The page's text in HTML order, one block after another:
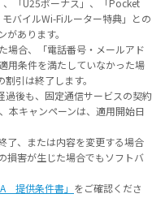
バイルWi-Fiルーター特典」との
あります。
場合、「電話番号・メールアド
用条件を満たしていなかった場
引は終了します。
過後も、固定通信サービスの契約
本キャンペーンは、適用開始日
了、または内容を変更する場合
損害が生じた場合でもソフトバ
提供条件書」 をご確認くださ